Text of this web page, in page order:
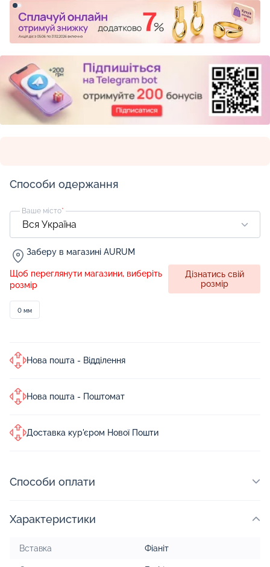
Способи одержання
Ваше місто*
Заберу в магазині AURUM
Щоб переглянути магазини, виберіть
розмір
Дізнатись свій
розмір
0 мм
Нова пошта - Відділення
Нова пошта - Поштомат
Доставка кур'єром Нової Пошти
Способи оплати
Характеристики
Вставка Фіаніт